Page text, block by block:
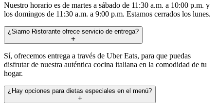
Nuestro horario es de martes a sábado de 11:30 a.m. a 10:00 p.m. y
los domingos de 11:30 a.m. a 9:00 p.m. Estamos cerrados los lunes.
¿Siamo Ristorante ofrece servicio de entrega?
Sí, ofrecemos entrega a través de Uber Eats, para que puedas
disfrutar de nuestra auténtica cocina italiana en la comodidad de tu
hogar.
¿Hay opciones para dietas especiales en el menú?